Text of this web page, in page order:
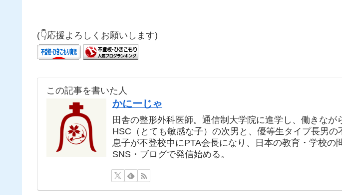
(👇応援よろしくお願いします)
この記事を書いた人
かにーじゃ
田舎の整形外科医師。通信制大学院に進学し、働きなが
HSC（とても敏感な子）の次男と、優等生タイプ長男の
息子が不登校中にPTA会長になり、日本の教育・学校の
SNS・ブログで発信始める。